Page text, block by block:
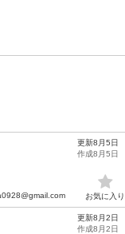
更新8月5日
作成8月5日
お気に入り
更新8月2日
作成8月2日